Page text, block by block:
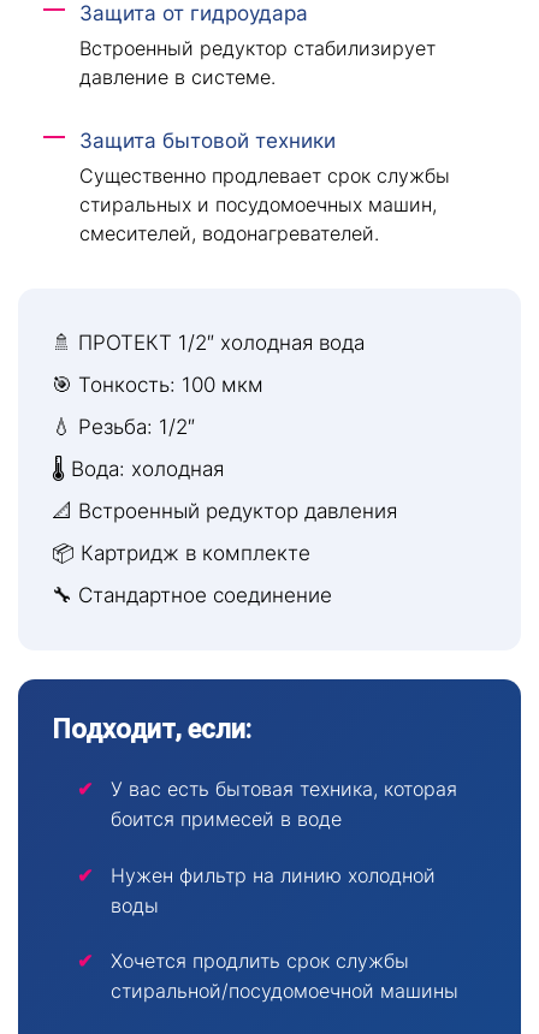
Защита от гидроудара
Встроенный редуктор стабилизирует
давление в системе.
Защита бытовой техники
Существенно продлевает срок службы
стиральных и посудомоечных машин,
смесителей, водонагревателей.
🚿 ПРОТЕКТ 1/2″ холодная вода
🎯 Тонкость: 100 мкм
💧 Резьба: 1/2″
🌡 Вода: холодная
📐 Встроенный редуктор давления
📦 Картридж в комплекте
🔧 Стандартное соединение
Подходит, если:
У вас есть бытовая техника, которая
боится примесей в воде
Нужен фильтр на линию холодной
воды
Хочется продлить срок службы
стиральной/посудомоечной машины